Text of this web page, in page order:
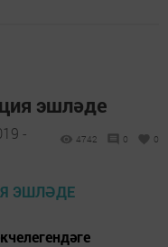
эшләде
-
4742 0 0